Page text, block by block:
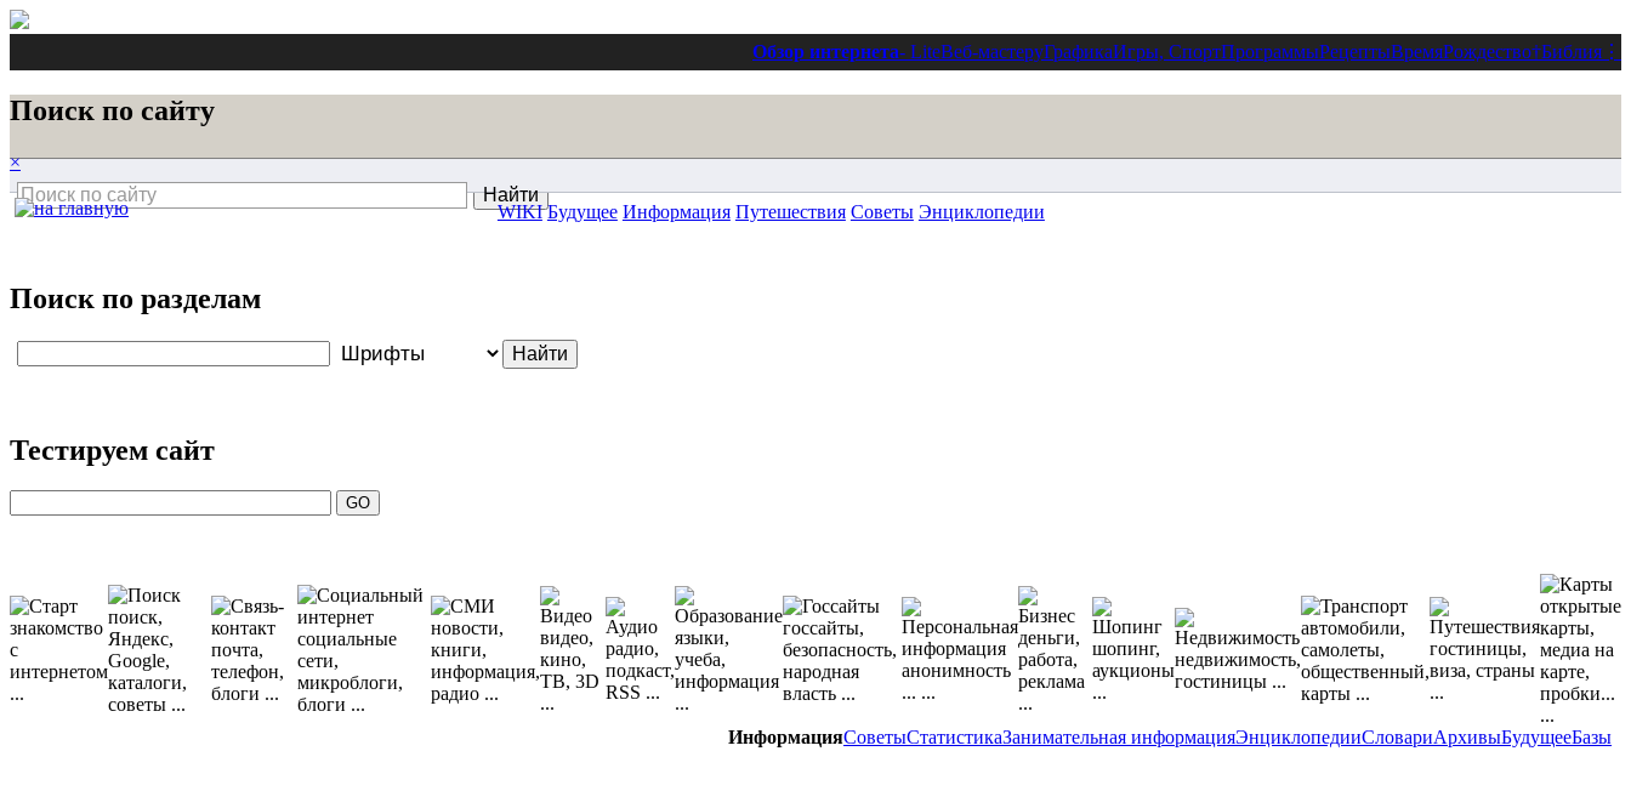
Обзор интернета- LiteВеб-мастеруГрафикаИгры, СпортПрограммыРецептыВремяРождество†Библия ⋮
Поиск по сайту
×
Поиск по разделам
Тестируем сайт
ИнформацияСоветыСтатистикаЗанимательная информацияЭнциклопедииСловариАрхивыБудущееБазы
WIKI Будущее Информация Путешествия Советы Энциклопедии